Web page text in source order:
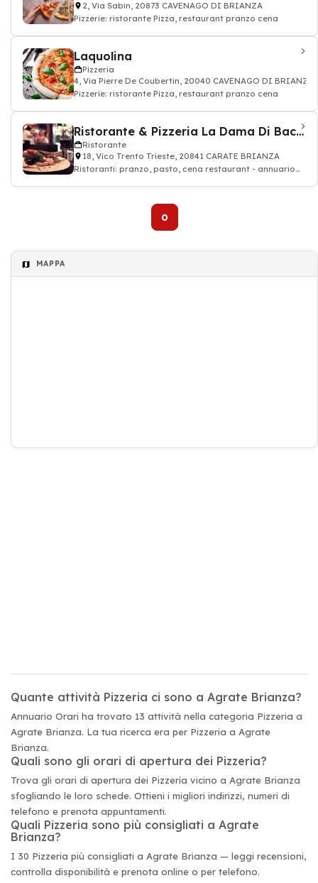
2, Via Sabin, 20873 CAVENAGO DI BRIANZA
Pizzerie: ristorante Pizza, restaurant pranzo cena
Laquolina
Pizzeria
4, Via Pierre De Coubertin, 20040 CAVENAGO DI BRIANZA
Pizzerie: ristorante Pizza, restaurant pranzo cena
Ristorante & Pizzeria La Dama Di Bacco
Ristorante
18, Vico Trento Trieste, 20841 CARATE BRIANZA
Ristoranti: pranzo, pasto, cena restaurant - annuario
0
MAPPA
Quante attività Pizzeria ci sono a Agrate Brianza?
Annuario Orari ha trovato 13 attività nella categoria Pizzeria a
Agrate Brianza. La tua ricerca era per Pizzeria a Agrate
Brianza.
Quali sono gli orari di apertura dei Pizzeria?
Trova gli orari di apertura dei Pizzeria vicino a Agrate Brianza
sfogliando le loro schede. Ottieni i migliori indirizzi, numeri di
telefono e prenota appuntamenti.
Quali Pizzeria sono più consigliati a Agrate
Brianza?
I 30 Pizzeria più consigliati a Agrate Brianza — leggi recensioni,
controlla disponibilità e prenota online o per telefono.